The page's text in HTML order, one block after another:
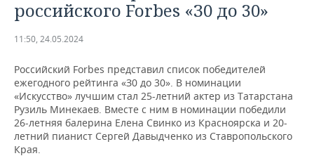
ДЕКЛАРАЦИИ О ДОХОДАХ
КОРОЛИ ГОСЗАКАЗА ПФО
ВУЗЫ ТАТАРСТАНА
НОВОСТИ ЭКОНОМИКИ
ФИНАНСЫ
БАНКИ
ПРОМЫШЛЕННОСТЬ
НОВОСТИ
ПРОМЫШЛЕННОСТИ
АГРОПРОМ
НЕДВИЖИМОСТЬ
НОВОСТИ НЕДВИЖИМОСТИ
АВТО
российского Forbes «З0 до 30»
11:50, 24.05.2024
Российский Forbes представил список победителей
ежегодного рейтинга «З0 до 30». В номинации
«Искусство» лучшим стал 25-летний актер из Татарстана
Рузиль Минекаев. Вместе с ним в номинации победили
26-летняя балерина Елена Свинко из Красноярска и 20-
летний пианист Сергей Давыдченко из Ставропольского
Края.